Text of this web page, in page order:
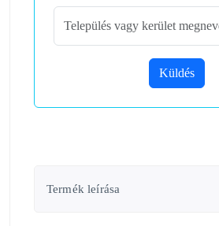
Küldés
Termék leírása